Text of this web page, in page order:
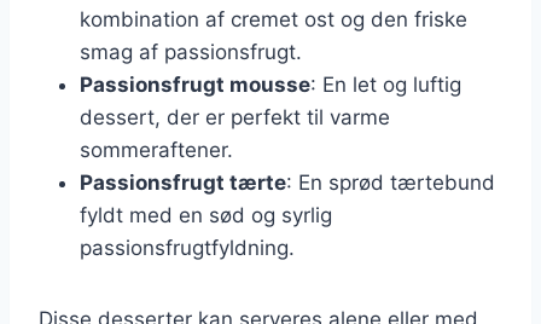
kombination af cremet ost og den friske
smag af passionsfrugt.
Passionsfrugt mousse: En let og luftig
dessert, der er perfekt til varme
sommeraftener.
Passionsfrugt tærte: En sprød tærtebund
fyldt med en sød og syrlig
passionsfrugtfyldning.
Disse desserter kan serveres alene eller med